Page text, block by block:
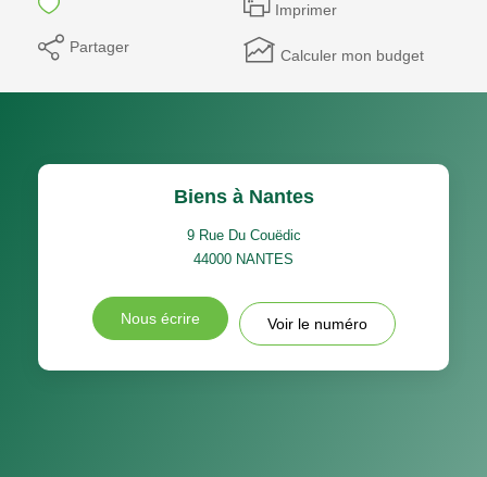
Imprimer
Partager Calculer mon budget
Biens à Nantes
9 Rue Du Couëdic
44000 NANTES
Nous écrire Voir le numéro